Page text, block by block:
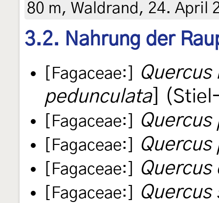
80 m, Waldrand, 24. April
3.2. Nahrung der
[Fagaceae:]
Quercus
pedunculata]
[Fagaceae:] Quercus
[Fagaceae:] Quercus
[Fagaceae:] Quercus
[Fagaceae:] Quercus